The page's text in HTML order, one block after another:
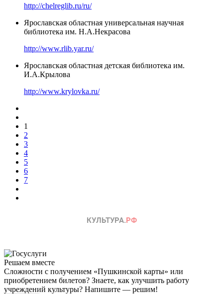
http://chelreglib.ru/ru/
Ярославская областная универсальная научная
библиотека им. Н.А.Некрасова
http://www.rlib.yar.ru/
Ярославская областная детская библиотека им.
И.А.Крылова
http://www.krylovka.ru/
1
2
3
4
5
6
7
Решаем вместе
Сложности с получением «Пушкинской карты» или
приобретением билетов? Знаете, как улучшить работу
учреждений культуры? Напишите — решим!